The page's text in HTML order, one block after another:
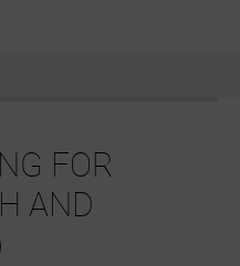
FOR
AND